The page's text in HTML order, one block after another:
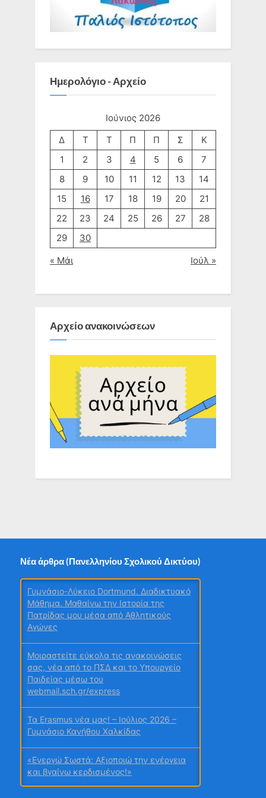
Ημερολόγιο - Αρχείο
Ιούνιος 2026
Δ
Τ Τ Π Π Σ
Κ
1
2 3 4 5 6
7
8
9 10 11 12 13
14
15
16 17 18 19 20
21
22
23 24 25 26 27
28
29
30
« Μάι
Ιούλ »
Αρχείο ανακοινώσεων
Νέα άρθρα (Πανελληνίου Σχολικού Δικτύου)
Γυμνάσιο-Λύκειο Dortmund. Διαδικτυακό
Μάθημα. Μαθαίνω την Ιστορία της
Πατρίδας μου μέσα από Αθλητικούς
Αγώνες
Μοιραστείτε εύκολα τις ανακοινώσεις
σας, νέα από το ΠΣΔ και το Υπουργείο
Παιδείας μέσω του
webmail.sch.gr/express
Τα Erasmus νέα μας! – Ιούλιος 2026 –
Γυμνάσιο Κανήθου Χαλκίδας
«Ενεργώ Σωστά: Αξιοποιώ την ενέργεια
και βγαίνω κερδισμένος!»